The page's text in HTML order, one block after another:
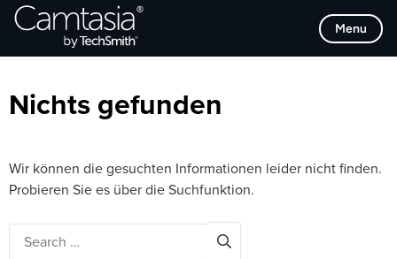
Direkt
zum
Menu
Browse Categories
Nichts gefunden
Wir können die gesuchten Informationen leider nicht finden.
Probieren Sie es über die Suchfunktion.